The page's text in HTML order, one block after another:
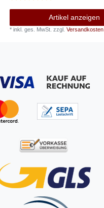
Artikel anzeigen
*inkl. ges. MwSt. zzgl.Versandkosten